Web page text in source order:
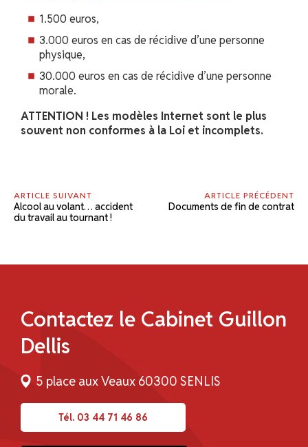
1.500 euros,
3.000 euros en cas de récidive d’une personne
physique,
30.000 euros en cas de récidive d’une personne
morale.
ATTENTION ! Les modèles Internet sont le plus
souvent non conformes à la Loi et incomplets.
ARTICLE SUIVANT
Alcool au volant… accident
du travail au tournant !
ARTICLE PRÉCÉDENT
Documents de fin de contrat
Contactez le Cabinet Guillon
Dellis
5 place aux Veaux 60300 SENLIS
Tél. 03 44 71 46 86